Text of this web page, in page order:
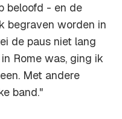
beloofd - en de
begraven worden in
de paus niet lang
Rome was, ging ik
Met andere
band."